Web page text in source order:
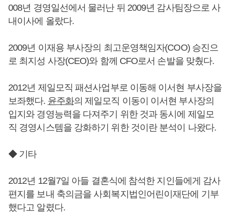
008년 경영일선에서 물러난 뒤 2009년 감사팀장으로 사
내이사에 올랐다.
2009년 이재용 부사장의 최고운영책임자(COO) 승진으
로 최지성 사장(CEO)와 함께 CFO로서 손발을 맞췄다.
2012년 제일모직 패션사업부로 이동해 이서현 부사장을
보좌했다. 윤주화의 제일모직 이동이 이서현 부사장의
입지와 경영능력을 다져주기 위한 것과 동시에 제일모
직 경영시스템을 강화하기 위한 것이란 분석이 나왔다.
◆ 기타
2012년 12월7일 아들 결혼식에 참석한 지인들에게 감사
편지를 보내 축의금을 사회복지법인어린이재단에 기부
했다고 알렸다.